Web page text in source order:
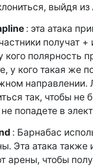
выйдя из
: эта атака
получат
кого полярность
у кого такая же
направлении.
так, чтобы не
попадете в
: Барнабас
Эта атака также
арены, чтобы